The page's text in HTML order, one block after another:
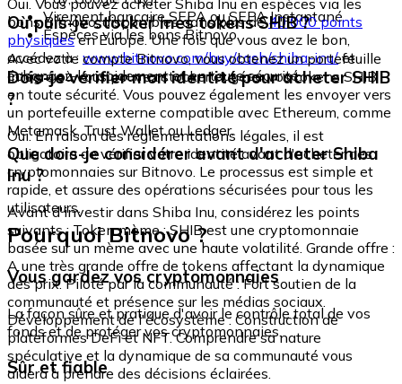
Virement bancaire SEPA ou SEPA Instantané
Espèces via les bons Bitnovo
bons Bitnovo, disponibles dans plus de40 000 points
physiquesen Europe. Une fois que vous avez le bon,
accédez à : www.bitnovo.com/buy/cash/shiba-inu/et
échangez-le rapidement et en toute sécurité.
Où puis-je stocker mes tokens SHIB ?
Avec votre compte Bitnovo, vous obtenez un portefeuille
intégré où vous pouvez stocker et gérer vos tokens SHIB
en toute sécurité. Vous pouvez également les envoyer vers
un portefeuille externe compatible avec Ethereum, comme
Metamask, Trust Wallet ou Ledger.
Dois-je vérifier mon identité pour acheter SHIB
?
Oui. En raison des réglementations légales, il est
obligatoire de vérifier votre identité avant d'acheter des
cryptomonnaies sur Bitnovo. Le processus est simple et
rapide, et assure des opérations sécurisées pour tous les
utilisateurs.
Que dois-je considérer avant d'acheter Shiba
Inu ?
Avant d'investir dans Shiba Inu, considérez les points
suivants : Token mème : SHIB est une cryptomonnaie
basée sur un mème avec une haute volatilité. Grande offre :
A une très grande offre de tokens affectant la dynamique
des prix. Piloté par la communauté : Fort soutien de la
communauté et présence sur les médias sociaux.
Développement de l'écosystème : Construction de
plateformes DeFi et NFT. Comprendre sa nature
spéculative et la dynamique de sa communauté vous
aidera à prendre des décisions éclairées.
Pourquoi Bitnovo ?
Vous gardez vos cryptomonnaies
La façon sûre et pratique d'avoir le contrôle total de vos
fonds et de protéger vos cryptomonnaies.
Sûr et fiable